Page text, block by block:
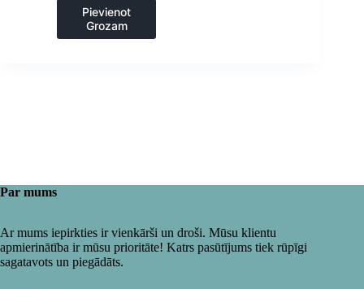
mazgātavas,
Paplāksnes un
darbnīcu lupatas
Pievienot
Grozam
Par mums
Ar mums iepirkties ir vienkārši un droši. Mūsu klientu
apmierinātība ir mūsu prioritāte! Katrs pasūtījums tiek rūpīgi
sagatavots un piegādāts.